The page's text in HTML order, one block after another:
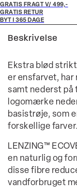
GRATIS FRAGT V/ 499,-
GRATIS RETUR
BYT I 365 DAGE
Beskrivelse
Ekstra blød
er ensfarvet,
samt nederst på
logomærke
basistrøje, som
forskellige farver.
LENZING™
en naturlig og
disse fibre
vandforbruget